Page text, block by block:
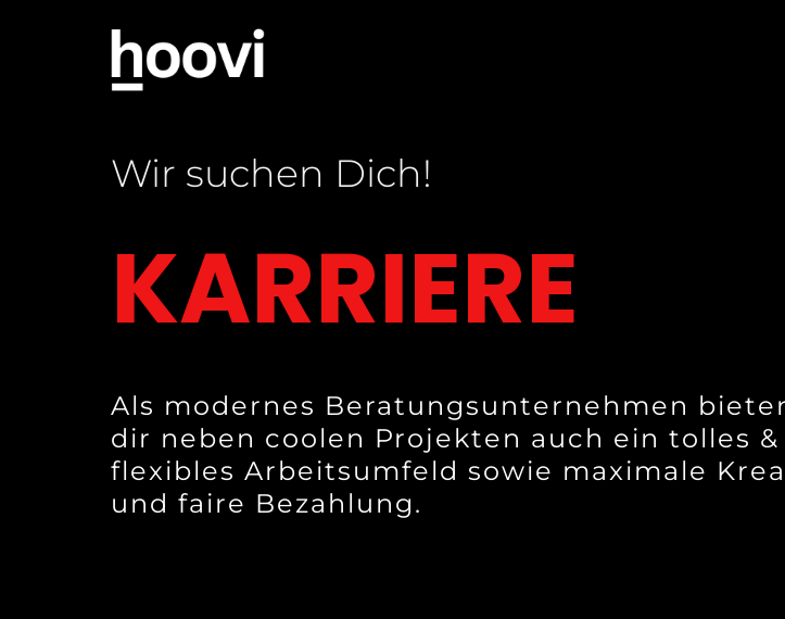
Wir suchen Dich!
KARRIERE
Als modernes Beratungsunternehmen
dir neben coolen Projekten auch ein tolles &
flexibles Arbeitsumfeld sowie maximale
und faire Bezahlung.